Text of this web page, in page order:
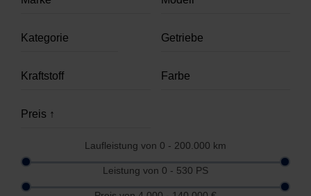
Laufleistung von 0 - 200.000 km
Leistung von 0 - 530 PS